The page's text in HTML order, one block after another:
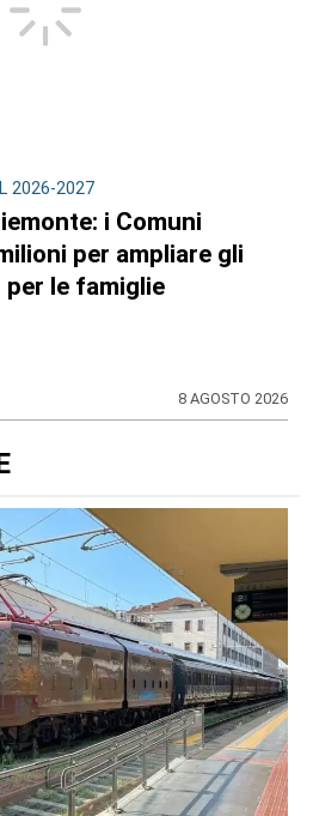
2026-2027
i Comuni
per ampliare gli
le famiglie
8 AGOSTO 2026